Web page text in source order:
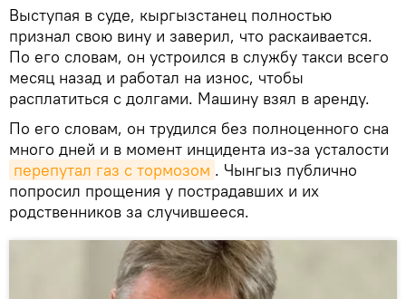
Выступая в суде, кыргызстанец полностью
признал свою вину и заверил, что раскаивается.
По его словам, он устроился в службу такси всего
месяц назад и работал на износ, чтобы
расплатиться с долгами. Машину взял в аренду.
По его словам, он трудился без полноценного сна
много дней и в момент инцидента из-за усталости
перепутал газ с тормозом . Чынгыз публично
попросил прощения у пострадавших и их
родственников за случившееся.